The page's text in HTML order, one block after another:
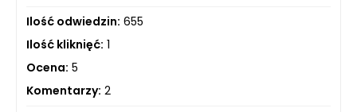
Ilość odwiedzin: 655
Ilość kliknięć: 1
Ocena: 5
Komentarzy: 2